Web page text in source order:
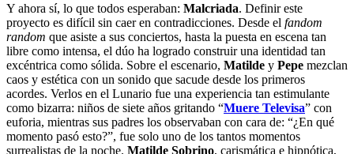
Y ahora sí, lo que todos esperaban: Malcriada. Definir este
proyecto es difícil sin caer en contradicciones. Desde el fandom
random que asiste a sus conciertos, hasta la puesta en escena tan
libre como intensa, el dúo ha logrado construir una identidad tan
excéntrica como sólida. Sobre el escenario, Matilde y Pepe mezclan
caos y estética con un sonido que sacude desde los primeros
acordes. Verlos en el Lunario fue una experiencia tan estimulante
como bizarra: niños de siete años gritando “Muere Televisa” con
euforia, mientras sus padres los observaban con cara de: “¿En qué
momento pasó esto?”, fue solo uno de los tantos momentos
surrealistas de la noche. Matilde Sobrino, carismática e hipnótica,